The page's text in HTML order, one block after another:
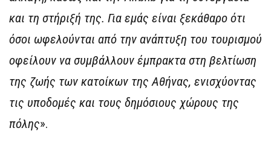
και τη στήριξή της. Για εμάς είναι ξεκάθαρο ότι
όσοι ωφελούνται από την ανάπτυξη του τουρισμού
οφείλουν να συμβάλλουν έμπρακτα στη βελτίωση
της ζωής των κατοίκων της Αθήνας, ενισχύοντας
τις υποδομές και τους δημόσιους χώρους της
πόλης».